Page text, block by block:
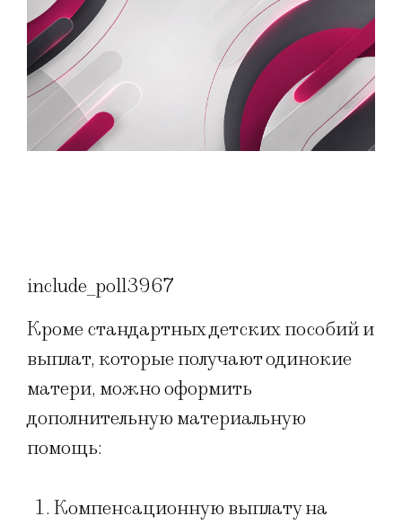
include_poll3967
Кроме стандартных детских пособий и
выплат, которые получают одинокие
матери, можно оформить
дополнительную материальную
помощь:
Компенсационную выплату на